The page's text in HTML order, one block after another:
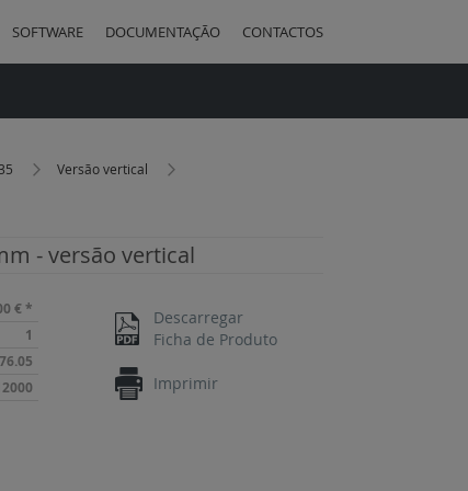
SOFTWARE DOCUMENTAÇÃO CONTACTOS
Versão vertical
- versão vertical
€ *
1
76.05
Descarregar
Ficha de Produto
Imprimir